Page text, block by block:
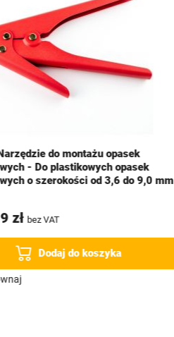
do montażu opasek
- Do plastikowych opasek
o szerokości od 3,6 do 9,0 mm
zł bez VAT
Dodaj do koszyka